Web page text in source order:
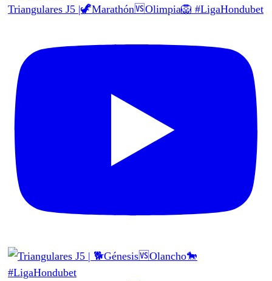
Triangulares J5 |🦖Marathón🆚Olimpia🦁 #LigaHondubet